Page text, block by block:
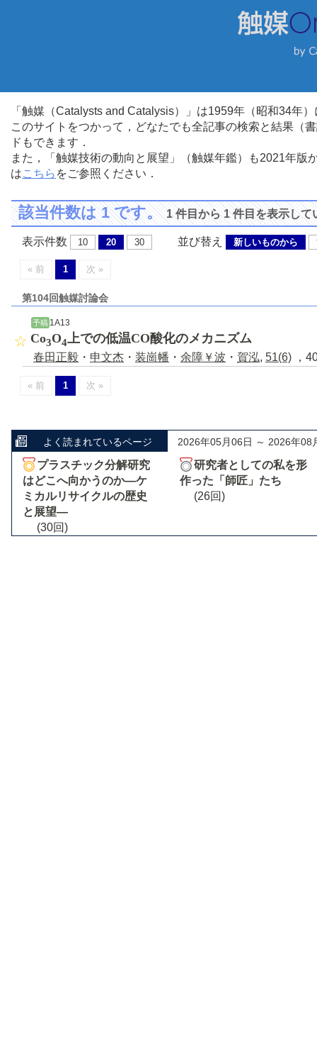
「触媒（Catalysts and Catalysis）」は1959年（昭和34年
このサイトをつかって，どなたでも全記事の検索と結果（
ドもできます．
また，「触媒技術の動向と展望」（触媒年鑑）も2021年
はこちら をご参照ください．
該当件数は 1 です。1 件目から 1 件目を表示して
表示件数 10 20 30 並び替え 新しいものから
« 前 1 次 »
第104回触媒討論会
予稿 1A13
Co3O4 上での低温CO酸化のメカニズム
春田正毅 ・ 申文杰 ・ 装崗幡 ・ 余障￥波 ・ 賀泓, 51(6) ，
« 前 1 次 »
よく読まれているページ 2026年05月06日 ～ 2026年08
プラスチック分解研究
はどこへ向かうのか―ケ
ミカルリサイクルの歴史
と展望―
(30回)
研究者としての私を形
作った「師匠」たち
(26回)